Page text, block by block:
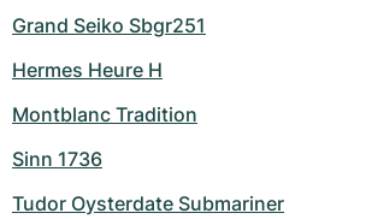
Grand Seiko Sbgr251
Hermes Heure H
Montblanc Tradition
Sinn 1736
Tudor Oysterdate Submariner